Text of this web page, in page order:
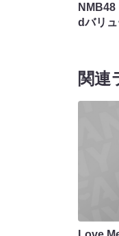
NMB48
dバリ
関連